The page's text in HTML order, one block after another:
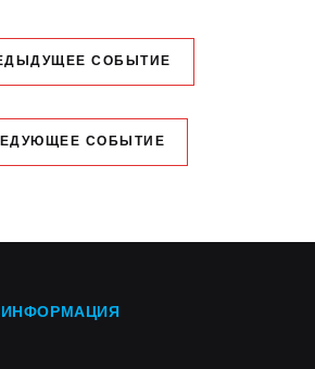
СОБЫТИЕ
СОБЫТИЕ
ИНФОРМАЦИЯ